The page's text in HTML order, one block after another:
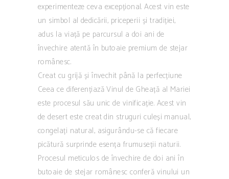
experimenteze ceva excepțional. Acest vin este
un simbol al dedicării, priceperii și tradiției,
adus la viață pe parcursul a doi ani de
învechire atentă în butoaie premium de stejar
românesc.
Creat cu grijă și învechit până la perfecțiune
Ceea ce diferențiază Vinul de Gheață al Mariei
este procesul său unic de vinificație. Acest vin
de desert este creat din struguri culeși manual,
congelați natural, asigurându-se că fiecare
picătură surprinde esența frumuseții naturii.
Procesul meticulos de învechire de doi ani în
butoaie de stejar românesc conferă vinului un